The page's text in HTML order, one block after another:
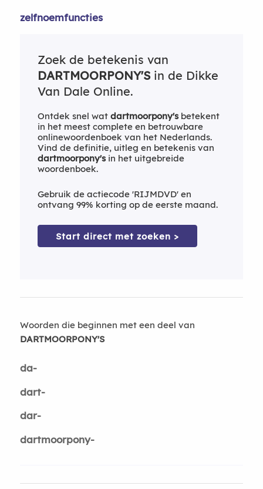
zelfnoemfuncties
Zoek de betekenis van
DARTMOORPONY'Sin de Dikke
Van Dale Online.
Ontdek snel wat dartmoorpony'sbetekent
in het meest complete en betrouwbare
onlinewoordenboek van het Nederlands.
Vind de definitie, uitleg en betekenis van
dartmoorpony'sin het uitgebreide
woordenboek.
Gebruik de actiecode 'RIJMDVD' en
ontvang 99% korting op de eerste maand.
Start direct met zoeken >
Woorden die beginnen met een deel van
DARTMOORPONY'S
da-
dart-
dar-
dartmoorpony-